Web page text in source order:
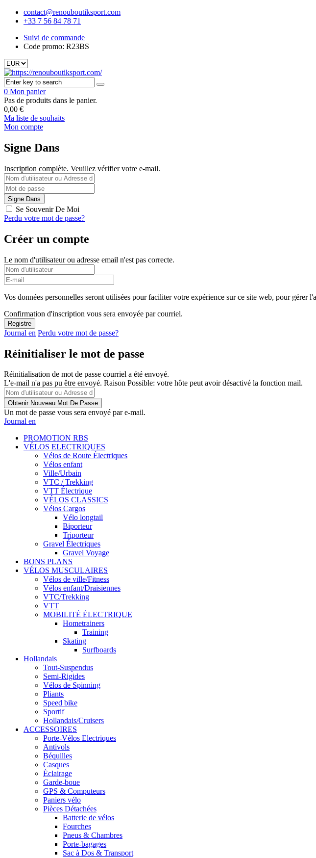
contact@renouboutiksport.com
+33 7 56 84 78 71
Suivi de commande
Code promo: R23BS
0 Mon panier
Pas de produits dans le panier.
0,00 €
Ma liste de souhaits
Mon compte
Signe Dans
Inscription complète. Veuillez vérifier votre e-mail.
Se Souvenir De Moi
Perdu votre mot de passe?
Créer un compte
Le nom d'utilisateur ou adresse email n'est pas correcte.
Vos données personnelles seront utilisées pour faciliter votre expérience sur ce site web, pour
Confirmation d'inscription vous sera envoyée par courriel.
Journal en Perdu votre mot de passe?
Réinitialiser le mot de passe
Réinitialisation de mot de passe courriel a été envoyé.
L'e-mail n'a pas pu être envoyé. Raison Possible: votre hôte peut avoir désactivé la fonction mail.
Un mot de passe vous sera envoyé par e-mail.
Journal en
PROMOTION RBS
VÉLOS ELECTRIQUES
Vélos de Route Électriques
Vélos enfant
Ville/Urbain
VTC / Trekking
VTT Électrique
VÉLOS CLASSICS
Vélos Cargos
Vélo longtail
Biporteur
Triporteur
Gravel Électriques
Gravel Voyage
BONS PLANS
VÉLOS MUSCULAIRES
Vélos de ville/Fitness
Vélos enfant/Draisiennes
VTC/Trekking
VTT
MOBILITÉ ÉLECTRIQUE
Hometrainers
Training
Skating
Surfboards
Hollandais
Tout-Suspendus
Semi-Rigides
Vélos de Spinning
Pliants
Speed bike
Sportif
Hollandais/Cruisers
ACCESSOIRES
Porte-Vélos Electriques
Antivols
Béquilles
Casques
Éclairage
Garde-boue
GPS & Computeurs
Paniers vélo
Pièces Détachées
Batterie de vélos
Fourches
Pneus & Chambres
Porte-bagages
Sac à Dos & Transport